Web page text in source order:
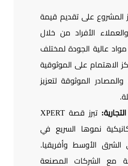
المشروع على تقديم قيمة
والعملاء الأفراد من خلال
عالية الجودة لمختلف
الاهتمام على الموثوقية
والمصادر الموثوقة لتعزيز
تبرز قصة XPERT
نموها السريع في
الأوسط وأفريقيا.
مع الشركات المصنعة